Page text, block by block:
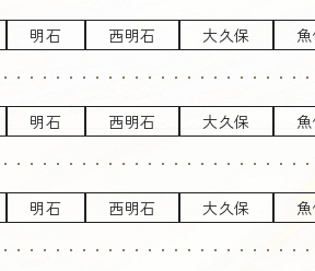
明石 西明石 大久保
明石 西明石 大久保
明石 西明石 大久保